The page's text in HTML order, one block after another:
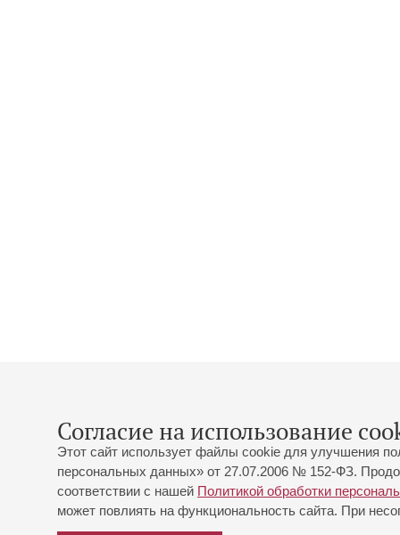
Согласие на использование
Этот сайт использует файлы cookie для улучшения
персональных данных» от 27.07.2006 № 152-ФЗ.
соответствии с нашей Политикой обработки
может повлиять на функциональность сайта. При